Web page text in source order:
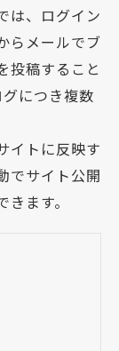
は、ログイン
らメールでブ
投稿すること
につき複数
イトに反映す
でサイト公開
ます。